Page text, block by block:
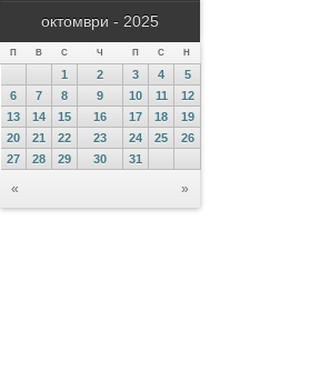
октомври - 2025
П В С Ч П С Н
« »
1 2 3 4
5
6
7 8 9 10 11
12
13
14 15 16 17 18
19
20
21 22 23 24 25
26
27
28 29 30 31